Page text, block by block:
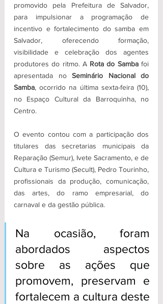
promovido pela Prefeitura de Salvador,
para impulsionar a programação de
incentivo e fortalecimento do samba em
Salvador, oferecendo formação,
visibilidade e celebração dos agentes
produtores do ritmo. A Rota do Samba foi
apresentada no Seminário Nacional do
Samba, ocorrido na última sexta-feira (10),
no Espaço Cultural da Barroquinha, no
Centro.
O evento contou com a participação dos
titulares das secretarias municipais da
Reparação (Semur), Ivete Sacramento, e de
Cultura e Turismo (Secult), Pedro Tourinho,
profissionais da produção, comunicação,
das artes, do ramo empresarial, do
carnaval e da gestão pública.
Na ocasião, foram
abordados aspectos
sobre as ações que
promovem, preservam e
fortalecem a cultura deste